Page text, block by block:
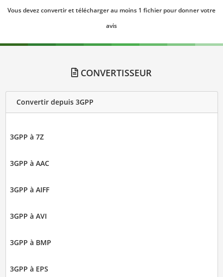
Vous devez convertir et télécharger au moins 1 fichier pour donner votre
avis
CONVERTISSEUR
Convertir depuis 3GPP
3GPP à 7Z
3GPP à AAC
3GPP à AIFF
3GPP à AVI
3GPP à BMP
3GPP à EPS